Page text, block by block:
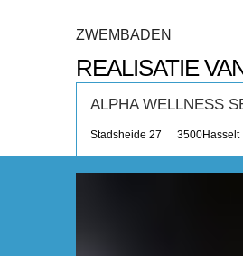
ZWEMBADEN
REALISATIE
ALPHA WELLNESS
Stadsheide 27 3500Hasselt